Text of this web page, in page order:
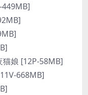
449MB]
猫娘 [12P-58MB]
668MB]